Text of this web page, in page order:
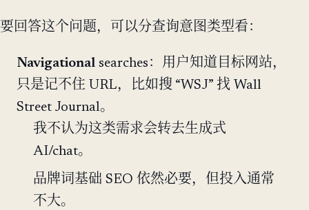
要回答这个问题，可以分查询意图类型看：
Navigational searches：用户知道目标网站，
只是记不住 URL，比如搜 “WSJ” 找 Wall
Street Journal。
我不认为这类需求会转去生成式
AI/chat。
品牌词基础 SEO 依然必要，但投入通常
不大。